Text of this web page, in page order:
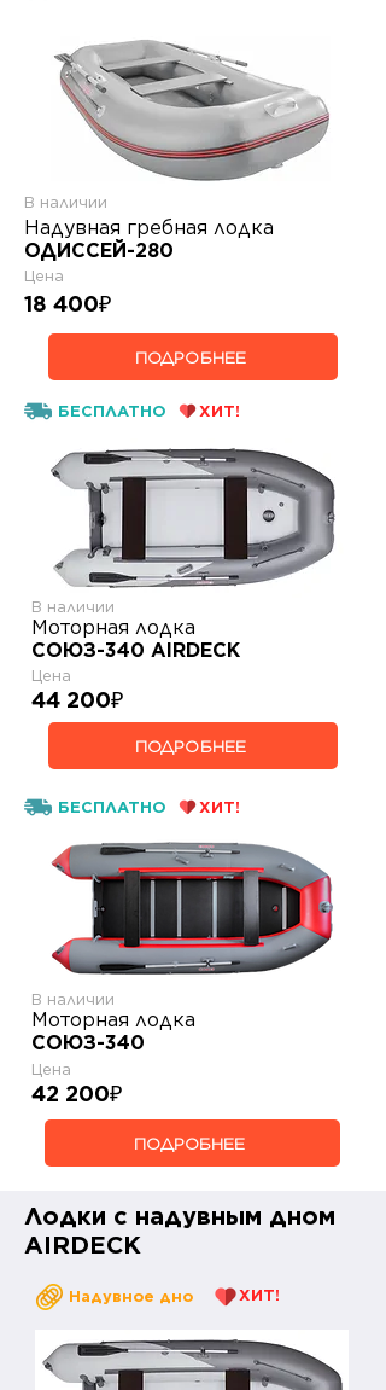
Надувная гребная лодка
ОДИССЕЙ-280
В наличии
Цена
18 400₽
ПОДРОБНЕЕ
БЕСПЛАТНО ХИТ!
В наличии
Моторная лодка
СОЮЗ-340 AIRDECK
Цена
44 200₽
ПОДРОБНЕЕ
Моторная лодка
СОЮЗ-340
В наличии
Цена
42 200₽
ПОДРОБНЕЕ
БЕСПЛАТНО ХИТ!
Лодки с надувным дном
AIRDECK
Надувное дно ХИТ!